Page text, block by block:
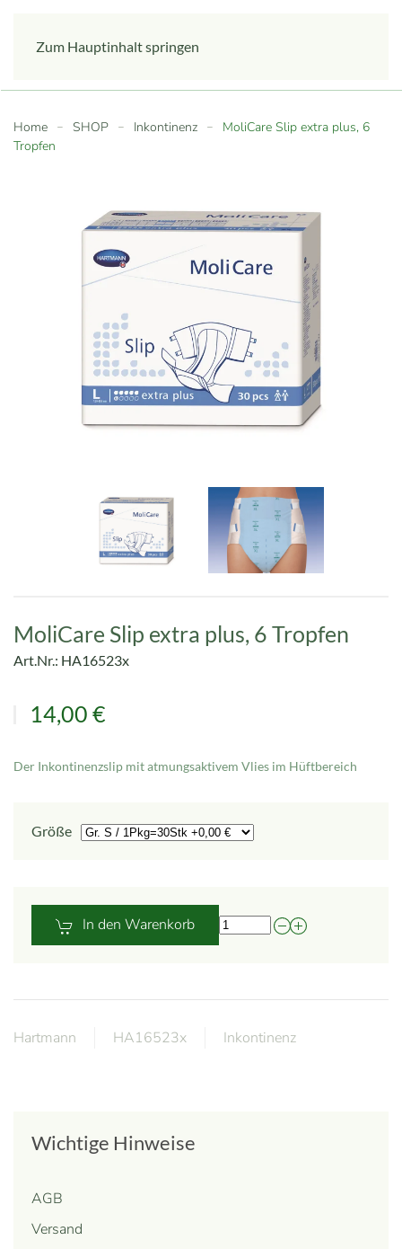
Zum Hauptinhalt springen
Home SHOP Inkontinenz
MoliCare Slip extra plus, 6
Tropfen
MoliCare Slip extra plus, 6 Tropfen
Art.Nr.: HA16523x
14,00 €
Der Inkontinenzslip mit atmungsaktivem Vlies im Hüftbereich
Größe
In den Warenkorb
Hartmann HA16523x Inkontinenz
Wichtige Hinweise
AGB
Versand